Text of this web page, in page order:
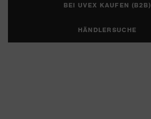
BEI UVEX KAUFEN (B2B)
HÄNDLERSUCHE